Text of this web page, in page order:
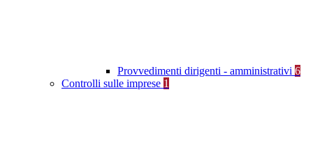
Provvedimenti dirigenti - amministrativi 6
Controlli sulle imprese 1